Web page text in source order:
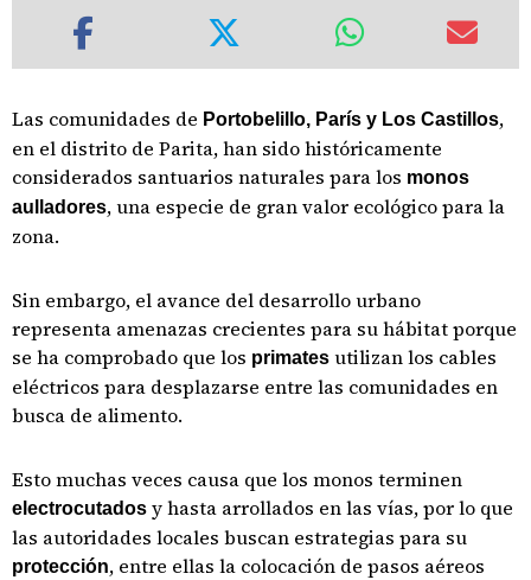
Las comunidades de Portobelillo, París y Los Castillos,
en el distrito de Parita, han sido históricamente
considerados santuarios naturales para los monos
aulladores, una especie de gran valor ecológico para la
zona.
Sin embargo, el avance del desarrollo urbano
representa amenazas crecientes para su hábitat porque
se ha comprobado que los primates utilizan los cables
eléctricos para desplazarse entre las comunidades en
busca de alimento.
Esto muchas veces causa que los monos terminen
electrocutados y hasta arrollados en las vías, por lo que
las autoridades locales buscan estrategias para su
protección, entre ellas la colocación de pasos aéreos